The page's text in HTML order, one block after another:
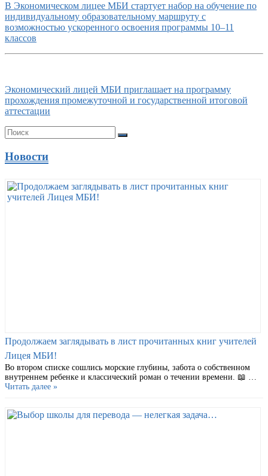
В Экономическом лицее МБИ стартует набор на обучение по
индивидуальному образовательному маршруту с
возможностью ускоренного освоения программы 10–11
классов
Экономический лицей МБИ приглашает на программу
прохождения промежуточной и государственной итоговой
аттестации
Новости
Продолжаем заглядывать в лист прочитанных книг учителей
Лицея МБИ!
Во втором списке сошлись морские глубины, забота о собственном
внутреннем ребенке и классический роман о течении времени. 📖 …
Читать далее »